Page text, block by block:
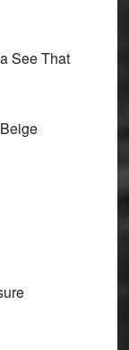
See That